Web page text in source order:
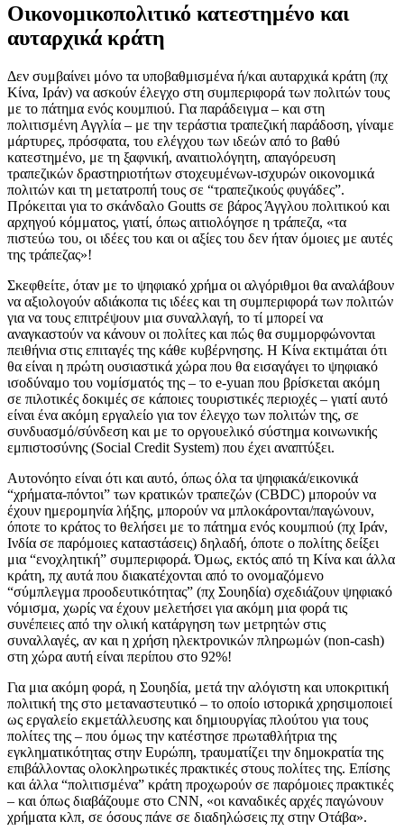
Οικονομικοπολιτικό κατεστημένο και
αυταρχικά κράτη
Δεν συμβαίνει μόνο τα υποβαθμισμένα ή/και αυταρχικά κράτη (πχ
Κίνα, Ιράν) να ασκούν έλεγχο στη συμπεριφορά των πολιτών τους
με το πάτημα ενός κουμπιού. Για παράδειγμα – και στη
πολιτισμένη Αγγλία – με την τεράστια τραπεζική παράδοση, γίναμε
μάρτυρες, πρόσφατα, του ελέγχου των ιδεών από το βαθύ
κατεστημένο, με τη ξαφνική, αναιτιολόγητη, απαγόρευση
τραπεζικών δραστηριοτήτων στοχευμένων-ισχυρών οικονομικά
πολιτών και τη μετατροπή τους σε “τραπεζικούς φυγάδες”.
Πρόκειται για το σκάνδαλο Goutts σε βάρος Άγγλου πολιτικού και
αρχηγού κόμματος, γιατί, όπως αιτιολόγησε η τράπεζα, «τα
πιστεύω του, οι ιδέες του και οι αξίες του δεν ήταν όμοιες με αυτές
της τράπεζας»!
Σκεφθείτε, όταν με το ψηφιακό χρήμα οι αλγόριθμοι θα αναλάβουν
να αξιολογούν αδιάκοπα τις ιδέες και τη συμπεριφορά των πολιτών
για να τους επιτρέψουν μια συναλλαγή, το τί μπορεί να
αναγκαστούν να κάνουν οι πολίτες και πώς θα συμμορφώνονται
πειθήνια στις επιταγές της κάθε κυβέρνησης. Η Κίνα εκτιμάται ότι
θα είναι η πρώτη ουσιαστικά χώρα που θα εισαγάγει το ψηφιακό
ισοδύναμο του νομίσματός της – το e-yuan που βρίσκεται ακόμη
σε πιλοτικές δοκιμές σε κάποιες τουριστικές περιοχές – γιατί αυτό
είναι ένα ακόμη εργαλείο για τον έλεγχο των πολιτών της, σε
συνδυασμό/σύνδεση και με το οργουελικό σύστημα κοινωνικής
εμπιστοσύνης (Social Credit System) που έχει αναπτύξει.
Αυτονόητο είναι ότι και αυτό, όπως όλα τα ψηφιακά/εικονικά
“χρήματα-πόντοι” των κρατικών τραπεζών (CBDC) μπορούν να
έχουν ημερομηνία λήξης, μπορούν να μπλοκάρονται/παγώνουν,
όποτε το κράτος το θελήσει με το πάτημα ενός κουμπιού (πχ Ιράν,
Ινδία σε παρόμοιες καταστάσεις) δηλαδή, όποτε ο πολίτης δείξει
μια “ενοχλητική” συμπεριφορά. Όμως, εκτός από τη Κίνα και άλλα
κράτη, πχ αυτά που διακατέχονται από το ονομαζόμενο
“σύμπλεγμα προοδευτικότητας” (πχ Σουηδία) σχεδιάζουν ψηφιακό
νόμισμα, χωρίς να έχουν μελετήσει για ακόμη μια φορά τις
συνέπειες από την ολική κατάργηση των μετρητών στις
συναλλαγές, αν και η χρήση ηλεκτρονικών πληρωμών (non-cash)
στη χώρα αυτή είναι περίπου στο 92%!
Για μια ακόμη φορά, η Σουηδία, μετά την αλόγιστη και υποκριτική
πολιτική της στο μεταναστευτικό – το οποίο ιστορικά χρησιμοποιεί
ως εργαλείο εκμετάλλευσης και δημιουργίας πλούτου για τους
πολίτες της – που όμως την κατέστησε πρωταθλήτρια της
εγκληματικότητας στην Ευρώπη, τραυματίζει την δημοκρατία της
επιβάλλοντας ολοκληρωτικές πρακτικές στους πολίτες της. Επίσης
και άλλα “πολιτισμένα” κράτη προχωρούν σε παρόμοιες πρακτικές
– και όπως διαβάζουμε στο CNN, «οι καναδικές αρχές παγώνουν
χρήματα κλπ, σε όσους πάνε σε διαδηλώσεις πχ στην Οτάβα».